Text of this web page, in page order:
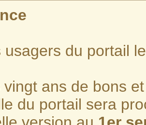
usagers du portail
vingt ans de bons
du portail sera